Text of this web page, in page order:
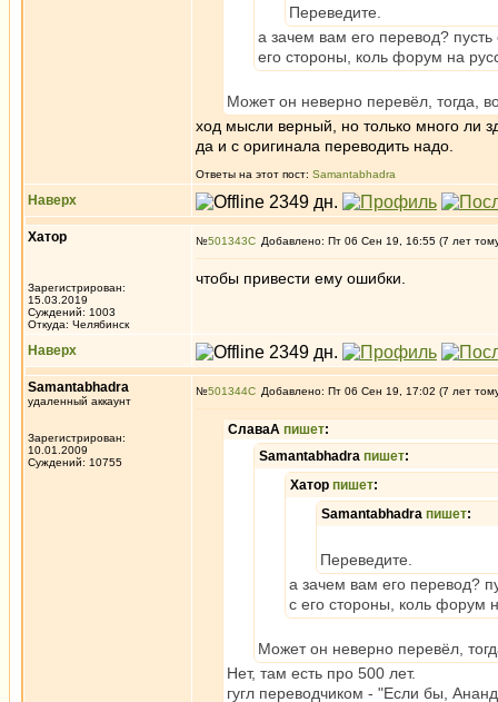
Переведите.
а зачем вам его перевод? пусть
его стороны, коль форум на
Может он неверно перевёл, тогда,
ход мысли верный, но только много ли
да и с оригинала переводить надо.
Ответы на этот пост: Samantabhadra
Наверх
Хатор
Зарегистрирован:
15.03.2019
Суждений: 1003
Откуда: Челябинск
№501343 Добавлено: Пт 06 Сен 19, 16:55 (7 лет
чтобы привести ему ошибки.
Наверх
Samantabhadra
удаленный аккаунт
Зарегистрирован:
10.01.2009
Суждений: 10755
№501344 Добавлено: Пт 06 Сен 19, 17:02 (7 лет
СлаваА пишет:
Samantabhadra пишет:
Хатор пишет:
Samantabhadra пишет:
Переведите.
а зачем вам его перевод?
с его стороны, коль форум
Может он неверно перевёл,
Нет, там есть про 500 лет.
гугл переводчиком - "Если бы,